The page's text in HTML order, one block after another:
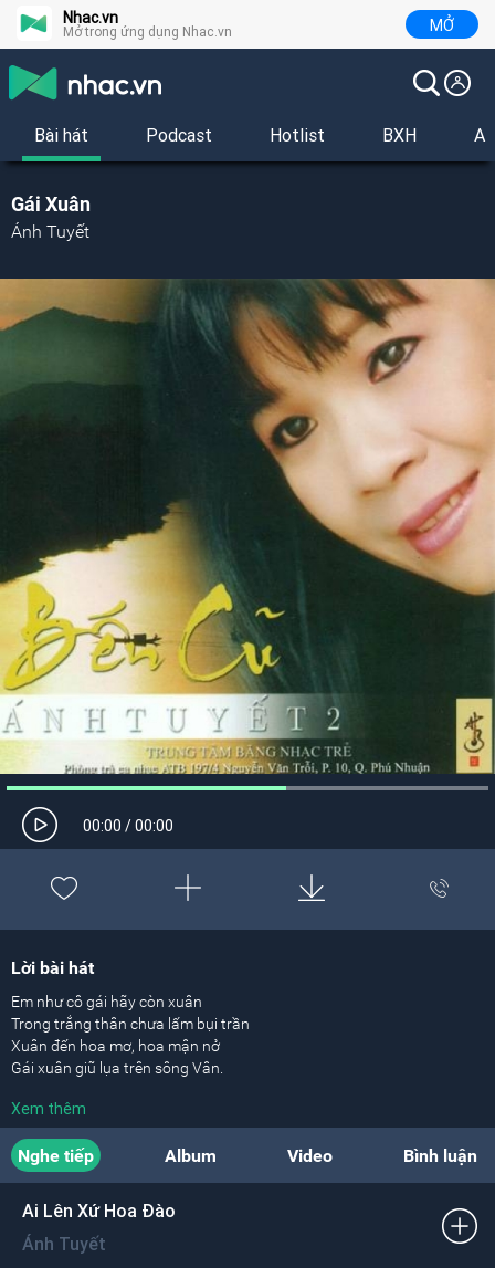
Nhac.vn
Mở trong ứng dụng Nhac.vn MỞ
Bài hát Podcast Hotlist BXH
Gái Xuân
Ánh Tuyết
00:00 /00:00
Lời bài hát
Em như cô gái hãy còn xuân
Trong trắng thân chưa lấm bụi trần
Xuân đến hoa mơ, hoa mận nở
Gái xuân giũ lụa trên sông Vân.
Xuân đi, xuân đến, hãy còn xuân
Xuân đến hoa mơ, hoa mận nở
[ĐK:]
Lòng xuân lơ đãng, má xuân hồng
Xem thêm
Nghe tiếp Album Video Bình luận
Ai Lên Xứ Hoa Đào
Ánh Tuyết